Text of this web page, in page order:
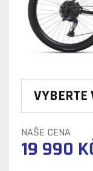
VYBERTE
NAŠE CENA
19 990